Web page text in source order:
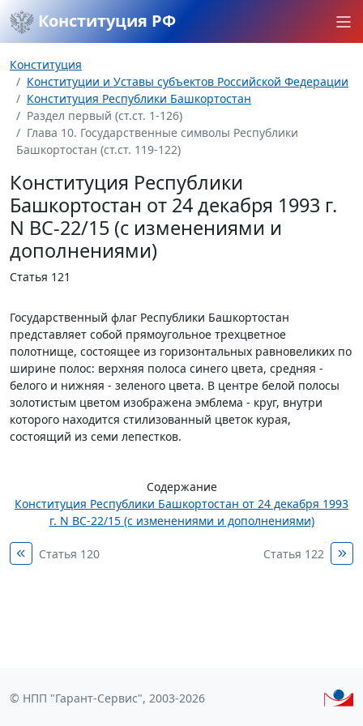
Конституция РФ
Конституция
Конституции и Уставы субъектов Российской Федерации
Конституция Республики Башкортостан
Раздел первый (ст.ст. 1-126)
Глава 10. Государственные символы Республики
Башкортостан (ст.ст. 119-122)
Конституция Республики
Башкортостан от 24 декабря 1993 г.
N ВС-22/15 (с изменениями и
дополнениями)
Статья 121
Государственный флаг Республики Башкортостан
представляет собой прямоугольное трехцветное
полотнище, состоящее из горизонтальных равновеликих по
ширине полос: верхняя полоса синего цвета, средняя -
белого и нижняя - зеленого цвета. В центре белой полосы
золотистым цветом изображена эмблема - круг, внутри
которого находится стилизованный цветок курая,
состоящий из семи лепестков.
Содержание
Конституция Республики Башкортостан от 24 декабря 1993
г. N ВС-22/15 (с изменениями и дополнениями)
Статья 120 Статья 122
© НПП "Гарант-Сервис", 2003-2026